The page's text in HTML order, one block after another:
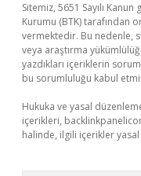
Sitemiz, 5651 Sayılı
Kurumu (BTK) tarafından
vermektedir. Bu nedenle,
veya araştırma
yazdıkları içeriklerin
bu sorumluluğu kabul
Hukuka ve yasal
içerikleri,
halinde, ilgili içerikler